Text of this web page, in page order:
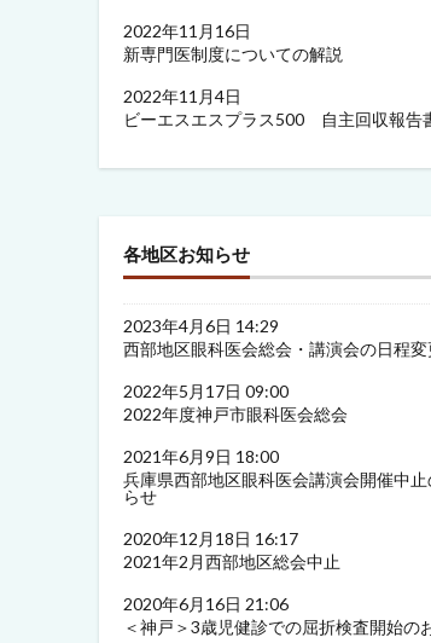
2022年11月16日
新専門医制度についての解説
2022年11月4日
ビーエスエスプラス500 自主回収報告
各地区お知らせ
2023年4月6日 14:29
西部地区眼科医会総会・講演会の日程変
2022年5月17日 09:00
2022年度神戸市眼科医会総会
2021年6月9日 18:00
兵庫県西部地区眼科医会講演会開催中止
らせ
2020年12月18日 16:17
2021年2月西部地区総会中止
2020年6月16日 21:06
＜神戸＞3歳児健診での屈折検査開始の